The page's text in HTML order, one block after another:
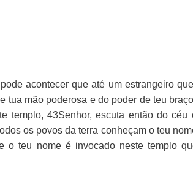
pode acontecer que até um estrangeiro
tua mão poderosa e do poder de teu
templo, 43Senhor, escuta então do céu
os povos da terra conheçam o teu
o teu nome é invocado neste templo